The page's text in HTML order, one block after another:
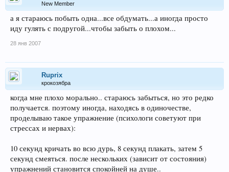
New Member
а я стараюсь побыть одна...все обдумать...а иногда просто
иду гулять с подругой...чтобы забыть о плохом...
28 янв 2007
Ruprix
крокозябра
когда мне плохо морально.. стараюсь забыться, но это редко
получается. поэтому иногда, находясь в одиночестве,
проделываю такое упражнение (психологи советуют при
стрессах и нервах):
10 секунд кричать во всю дурь, 8 секунд плакать, затем 5
секунд смеяться. после нескольких (зависит от состояния)
упражнений становится спокойней на душе..